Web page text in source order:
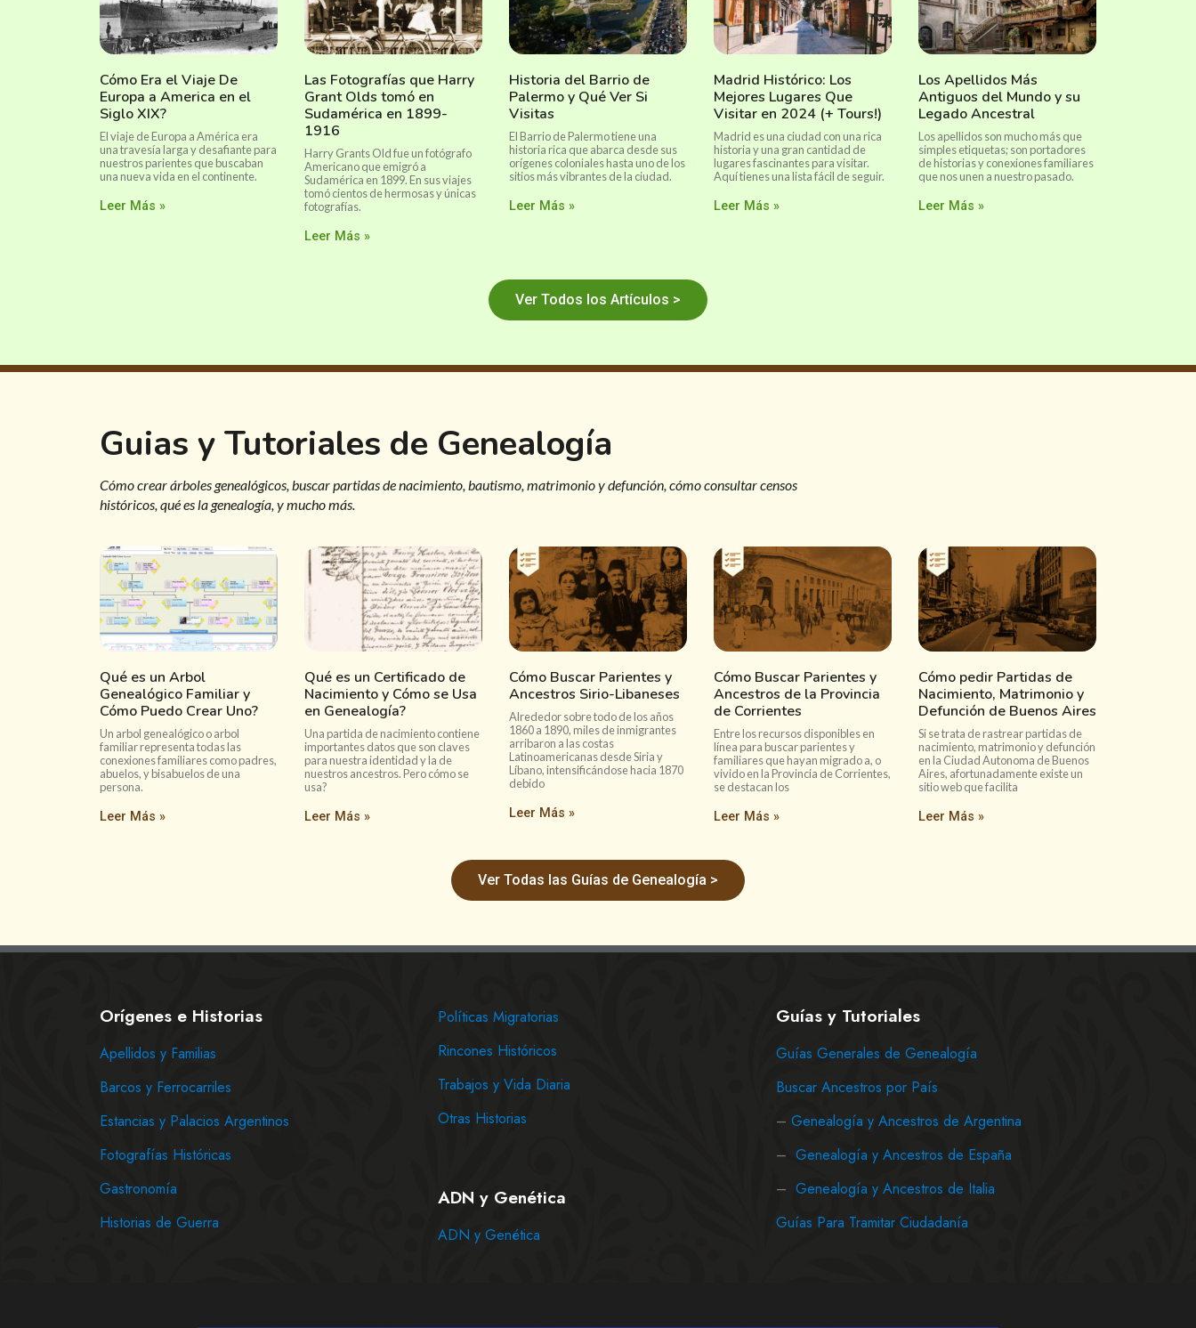
Cómo Era el Viaje De
Europa a America en el
Siglo XIX?
El viaje de Europa a América era
una travesía larga y desafiante para
nuestros parientes que buscaban
una nueva vida en el continente.
Leer Más »
Las Fotografías que Harry
Grant Olds tomó en
Sudamérica en 1899-
1916
Harry Grants Old fue un fotógrafo
Americano que emigró a
Sudamérica en 1899. En sus viajes
tomó cientos de hermosas y únicas
fotografías.
Leer Más »
Historia del Barrio de
Palermo y Qué Ver Si
Visitas
El Barrio de Palermo tiene una
historia rica que abarca desde sus
orígenes coloniales hasta uno de los
sitios más vibrantes de la ciudad.
Leer Más »
Madrid Histórico: Los
Mejores Lugares Que
Visitar en 2024 (+ Tours!)
Madrid es una ciudad con una rica
historia y una gran cantidad de
lugares fascinantes para visitar.
Aquí tienes una lista fácil de seguir.
Leer Más »
Los Apellidos Más
Antiguos del Mundo y su
Legado Ancestral
Los apellidos son mucho más que
simples etiquetas; son portadores
de historias y conexiones familiares
que nos unen a nuestro pasado.
Leer Más »
Ver Todos los Artículos >
Guias y Tutoriales de Genealogía
Cómo crear árboles genealógicos, buscar partidas de nacimiento, bautismo, matrimonio y defunción, cómo consultar censos
históricos, qué es la genealogía, y mucho más.
Qué es un Arbol
Genealógico Familiar y
Cómo Puedo Crear Uno?
Un arbol genealógico o arbol
familiar representa todas las
conexiones familiares como padres,
abuelos, y bisabuelos de una
persona.
Leer Más »
Qué es un Certificado de
Nacimiento y Cómo se Usa
en Genealogía?
Una partida de nacimiento contiene
importantes datos que son claves
para nuestra identidad y la de
nuestros ancestros. Pero cómo se
usa?
Leer Más »
Cómo Buscar Parientes y
Ancestros Sirio-Libaneses
Alrededor sobre todo de los años
1860 a 1890, miles de inmigrantes
arribaron a las costas
Latinoamericanas desde Siria y
Líbano, intensificándose hacia 1870
debido
Leer Más »
Cómo Buscar Parientes y
Ancestros de la Provincia
de Corrientes
Entre los recursos disponibles en
línea para buscar parientes y
familiares que hayan migrado a, o
vivido en la Provincia de Corrientes,
se destacan los
Leer Más »
Cómo pedir Partidas de
Nacimiento, Matrimonio y
Defunción de Buenos Aires
Si se trata de rastrear partidas de
nacimiento, matrimonio y defunción
en la Ciudad Autonoma de Buenos
Aires, afortunadamente existe un
sitio web que facilita
Leer Más »
Ver Todas las Guías de Genealogía >
Orígenes e Historias
Apellidos y Familias
Barcos y Ferrocarriles
Estancias y Palacios Argentinos
Fotografías Históricas
Gastronomía
Historias de Guerra
Políticas Migratorias
Rincones Históricos
Trabajos y Vida Diaria
Otras Historias
ADN y Genética
ADN y Genética
Guías y Tutoriales
Guías Generales de Genealogía
Buscar Ancestros por País
– Genealogía y Ancestros de Argentina
– Genealogía y Ancestros de España
– Genealogía y Ancestros de Italia
Guías Para Tramitar Ciudadanía